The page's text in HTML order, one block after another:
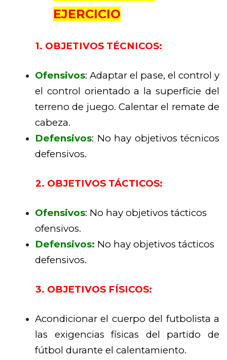
EJERCICIO
1. OBJETIVOS TÉCNICOS:
Ofensivos: Adaptar el pase, el control y
el control orientado a la superficie del
terreno de juego. Calentar el remate de
cabeza.
Defensivos: No hay objetivos técnicos
defensivos.
2. OBJETIVOS TÁCTICOS:
Ofensivos: No hay objetivos tácticos
ofensivos.
Defensivos: No hay objetivos tácticos
defensivos.
3. OBJETIVOS FÍSICOS:
Acondicionar el cuerpo del futbolista a
las exigencias físicas del partido de
fútbol durante el calentamiento.